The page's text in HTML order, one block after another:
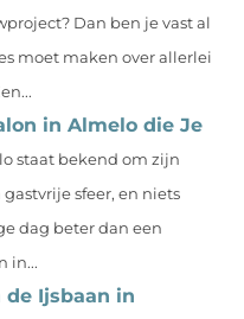
Dan ben je vast al
moet maken over allerlei
in Almelo die Je
staat bekend om zijn
sfeer, en niets
dag beter dan een
in...
de Ijsbaan in